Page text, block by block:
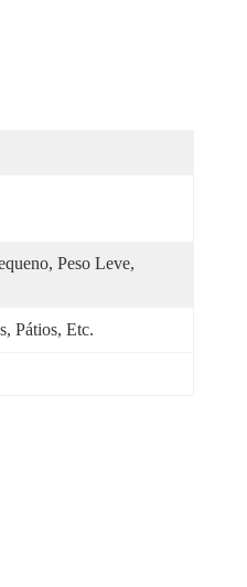
Peso Leve,
Pátios, Etc.